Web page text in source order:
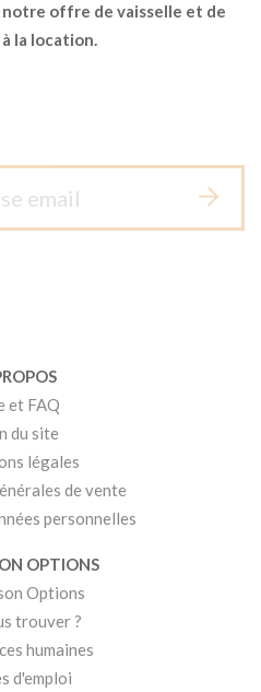
offre de vaisselle et de
la location.
et FAQ
du site
légales
de vente
personnelles
OPTIONS
Options
trouver ?
humaines
d'emploi